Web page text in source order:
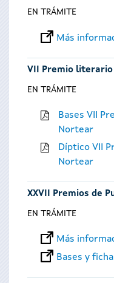
EN TRÁMITE
Más
VII Premio literario
EN TRÁMITE
Bases VII
Nortear
Díptico VII
Nortear
XXVII Premios de
EN TRÁMITE
Más
Bases y